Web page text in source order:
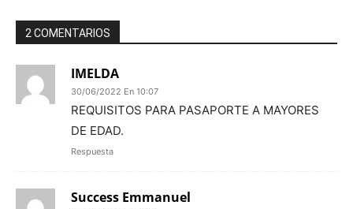
2 COMENTARIOS
IMELDA
30/06/2022 En 10:07
REQUISITOS PARA PASAPORTE A MAYORES
DE EDAD.
Respuesta
Success Emmanuel